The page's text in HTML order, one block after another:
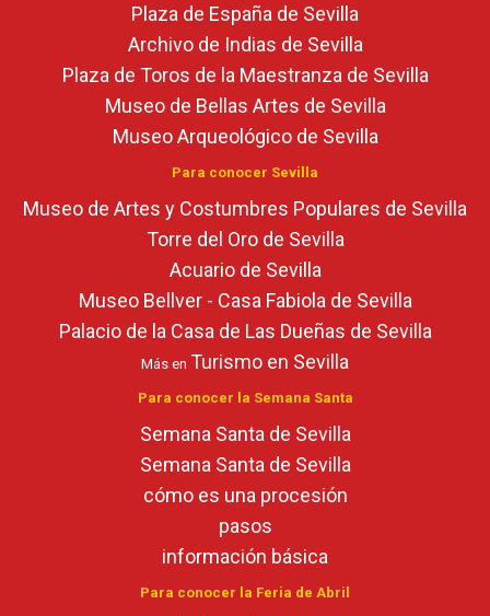
Plaza de España de Sevilla
Archivo de Indias de Sevilla
Plaza de Toros de la Maestranza de Sevilla
Museo de Bellas Artes de Sevilla
Museo Arqueológico de Sevilla
Para conocer Sevilla
Museo de Artes y Costumbres Populares de Sevilla
Torre del Oro de Sevilla
Acuario de Sevilla
Museo Bellver - Casa Fabiola de Sevilla
Palacio de la Casa de Las Dueñas de Sevilla
Más en Turismo en Sevilla
Para conocer la Semana Santa
Semana Santa de Sevilla
Semana Santa de Sevilla
cómo es una procesión
pasos
información básica
Para conocer la Feria de Abril